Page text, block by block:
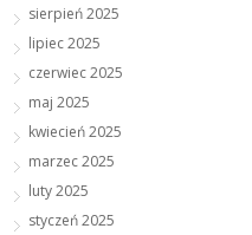
sierpień 2025
lipiec 2025
czerwiec 2025
maj 2025
kwiecień 2025
marzec 2025
luty 2025
styczeń 2025